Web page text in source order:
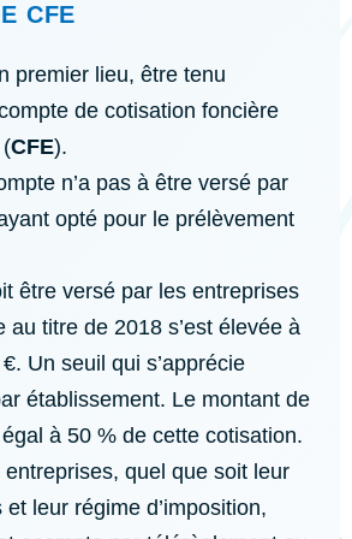
CFE
premier lieu, être tenu
de cotisation foncière
CFE).
n’a pas à être versé par
opté pour le prélèvement
être versé par les entreprises
au titre de 2018 s’est élevée à
Un seuil qui s’apprécie
établissement. Le montant de
égal à 50 % de cette cotisation.
quel que soit leur
et leur régime d’imposition,